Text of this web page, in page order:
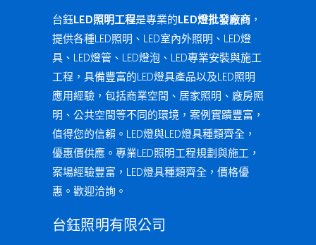
台鈺LED照明工程是專業的LED燈批發廠商 ，
提供各種LED照明、LED室內外照明、LED燈
具、LED燈管、LED燈泡、LED專業安裝與施工
工程，具備豐富的LED燈具產品以及LED照明
應用經驗，包括商業空間、居家照明、廠房照
明、公共空間等不同的環境，案例實蹟豐富，
值得您的信賴。LED燈與LED燈具種類齊全，
優惠價供應。專業LED照明工程規劃與施工，
案場經驗豐富，LED燈具種類齊全，價格優
惠。歡迎洽詢。
台鈺照明有限公司